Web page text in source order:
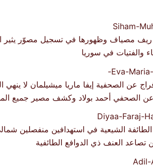
ريف مصياف وظهورها في تسجيل مصوّر
والفتيات في سوريا
عن الصحفية إيفا ماريا ميشيلمان لا ينهي
عن الصحفي أحمد بولاد وكشف مصير جميع
الشيعية في استهدافين منفصلين
العنف ذي الدوافع الطائفية